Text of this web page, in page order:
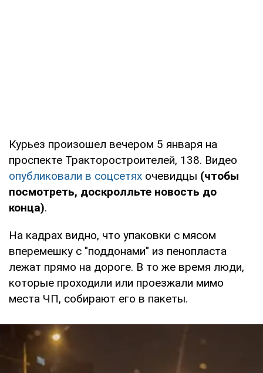
Курьез произошел вечером 5 января на
проспекте Тракторостроителей, 138. Видео
опубликовали в соцсетях очевидцы (чтобы
посмотреть, доскролльте новость до
конца).
На кадрах видно, что упаковки с мясом
вперемешку с "поддонами" из пенопласта
лежат прямо на дороге. В то же время люди,
которые проходили или проезжали мимо
места ЧП, собирают его в пакеты.